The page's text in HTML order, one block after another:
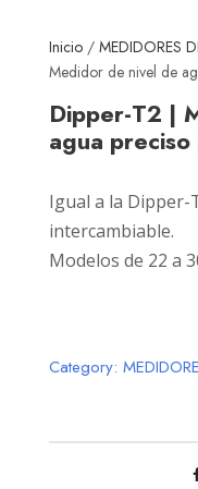
Inicio / MEDIDORES
Medidor de nivel de
Dipper-T2 |
agua
Igual a la
intercambiable.
Modelos de 22 a
Category: